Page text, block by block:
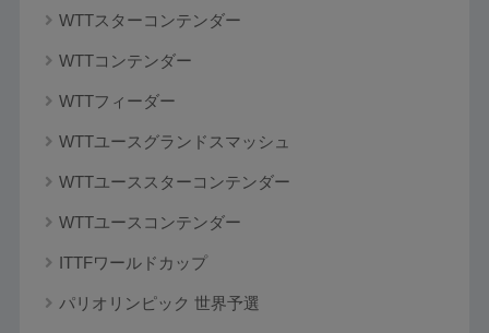
WTTスターコンテンダー
WTTコンテンダー
WTTフィーダー
WTTユースグランドスマッシュ
WTTユーススターコンテンダー
WTTユースコンテンダー
ITTFワールドカップ
パリオリンピック 世界予選